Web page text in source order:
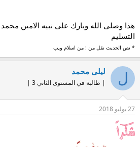
هذا وصلى الله وبارك على نبيه الامين
التسليم
* نص الحديث نقل من : من اسلام ويب
ل ليلى محمد
| طالبة في المستوى الثاني 3 |
27 يوليو 2018